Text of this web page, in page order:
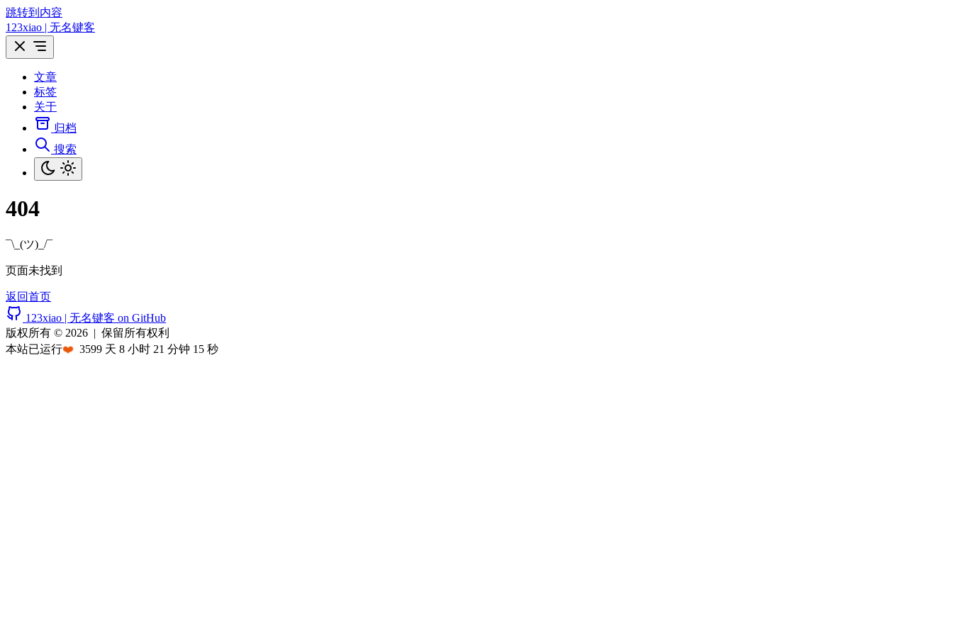
跳转到内容
123xiao | 无名键客
文章
标签
关于
归档
搜索
404
¯\_(ツ)_/¯
页面未找到
返回首页
123xiao | 无名键客 on GitHub
版权所有 © 2026 | 保留所有权利
本站已运行❤️ 3599 天 8 小时 21 分钟 15 秒